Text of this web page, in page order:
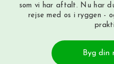
som vi har aftalt. Nu har
rejse med os i ryggen -
Byg din